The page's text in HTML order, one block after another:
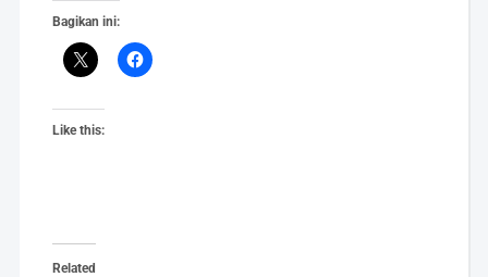
Bagikan ini:
Like this:
Related